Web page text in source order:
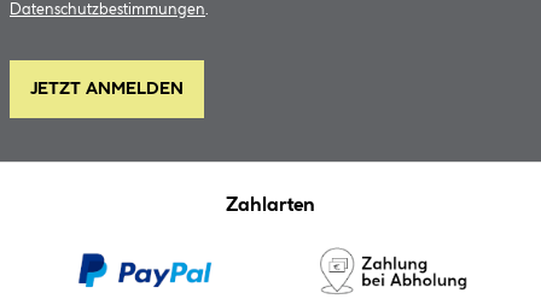
Datenschutzbestimmungen.
JETZT ANMELDEN
Zahlarten